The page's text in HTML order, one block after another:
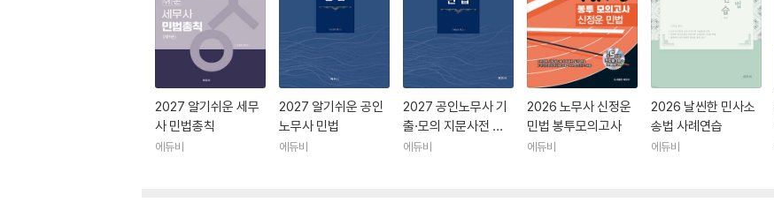
2027 알기쉬운 세무
사 민법총칙
에듀비
2027 알기쉬운 공인
노무사 민법
에듀비
2027 공인노무사 기
출·모의 지문사전 민
법
에듀비
2026 노무사 신정운
민법 봉투모의고사
에듀비
2026 날씬한 민사소
송법 사례연습
에듀비